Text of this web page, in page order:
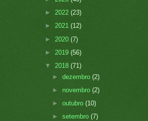
► 2022 (23)
► 2021 (12)
► 2020 (7)
► 2019 (56)
▼ 2018 (71)
►dezembro(2)
► novembro(2)
►outubro(10)
►setembro(7)